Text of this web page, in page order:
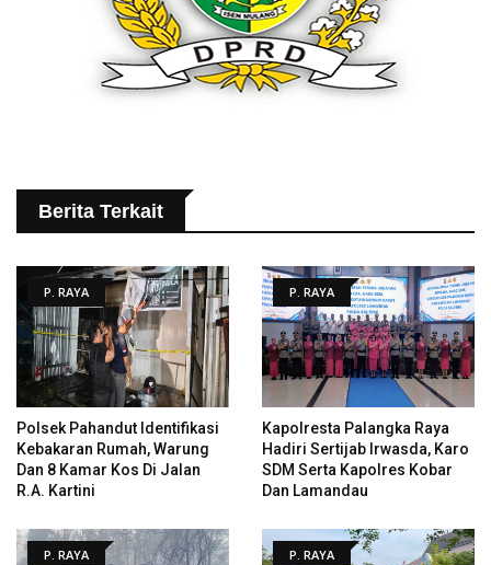
Berita Terkait
P. RAYA
Polsek Pahandut Identifikasi
Kebakaran Rumah, Warung
Dan 8 Kamar Kos Di Jalan
R.A. Kartini
P. RAYA
Kapolresta Palangka Raya
Hadiri Sertijab Irwasda, Karo
SDM Serta Kapolres Kobar
Dan Lamandau
P. RAYA P. RAYA